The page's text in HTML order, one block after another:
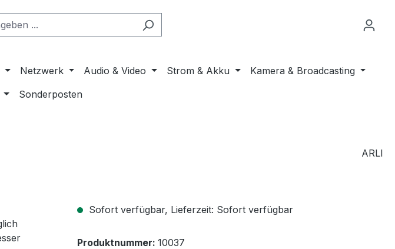
Netzwerk Audio & Video Strom & Akku
Kamera & Broadcasting
Sonderposten
ARLI
Sofort verfügbar, Lieferzeit: Sofort verfügbar
Produktnummer: 10037